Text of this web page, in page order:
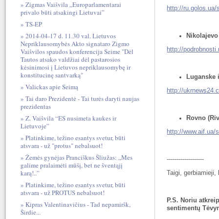
http://ru.golos.ua/
http://
Luganske
http://
Rovno
http://www.aif.ua/
-------------------
Taigi,
P.S. Noriu
sentimentų
Zigmas Vaišvila „Europarlamentarai
privalo būti atsakingi Lietuvai”
TS-EP
2014-04-17 d. 11.30 val. Lietuvos
Nepriklausomybės Akto signataro Zigmo
Vaišvilos spaudos konferencija Seime "Dėl
Tautos atsako valdžiai dėl pastarosios
kėsinimosi į Lietuvos nepriklausomybę ir
konstitucinę santvarką"
Valickas apie Seimą
Tai daro Prezidentė - Tai turės daryti naujas
prezidentas
Z. Vaišvila “ES nusimeta kaukes ir
Lietuvoje”
Platinkime, težino esantys svetur, būti
atsvara - už "protus" nebalsuot!
Žemės gynėjas Pranciškus Šliužas: „Mes
galime pralaimėti mūšį, bet ne šventąjį
karą!..”
Platinkime, težino esantys svetur, būti
atsvara - už PROTUS nebalsuot!
Kipras Valentinavičius - Tad nepamiršk,
Širdie...